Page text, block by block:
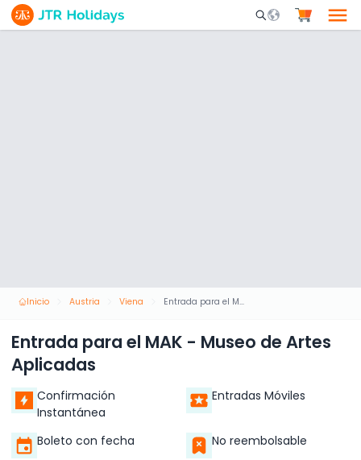
Mobile Search
Inicio Austria Viena Entrada para el MAK - Museo de Artes Aplicadas
Entrada para el MAK - Museo de Artes
Aplicadas
Confirmación
Instantánea
Entradas Móviles
Boleto con fecha No reembolsable